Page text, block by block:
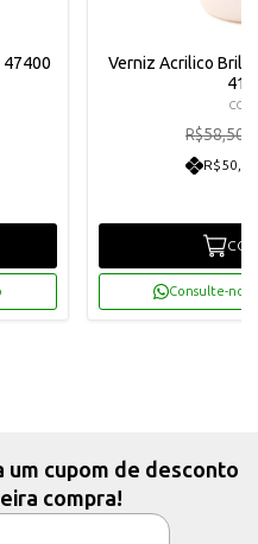
47400
Verniz Acrilico
R$58,50
Consulte-nos
um cupom de desconto
compra!